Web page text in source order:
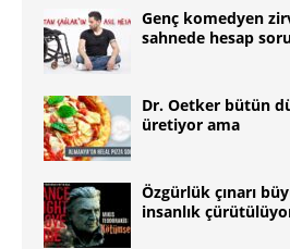
Genç komedyen
sahnede hesap
Dr. Oetker bütün
üretiyor ama
Özgürlük çınarı
insanlık